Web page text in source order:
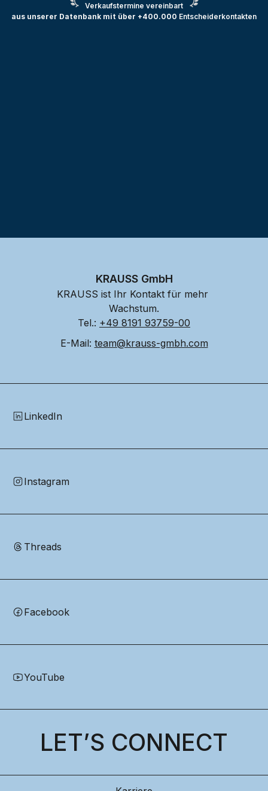
Verkaufstermine vereinbart
aus unserer Datenbank mit über +400.000 Entscheiderkontakten
KRAUSS GmbH
KRAUSS ist Ihr Kontakt für mehr
Wachstum.
Tel.: +49 8191 93759-00
E-Mail: team@krauss-gmbh.com
LinkedIn
Instagram
Threads
Facebook
YouTube
LET’S CONNECT